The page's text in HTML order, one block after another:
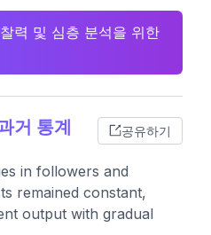
력 및 심층 분석을 위한
거 통계 공유하기
in followers and
remained constant,
output with gradual